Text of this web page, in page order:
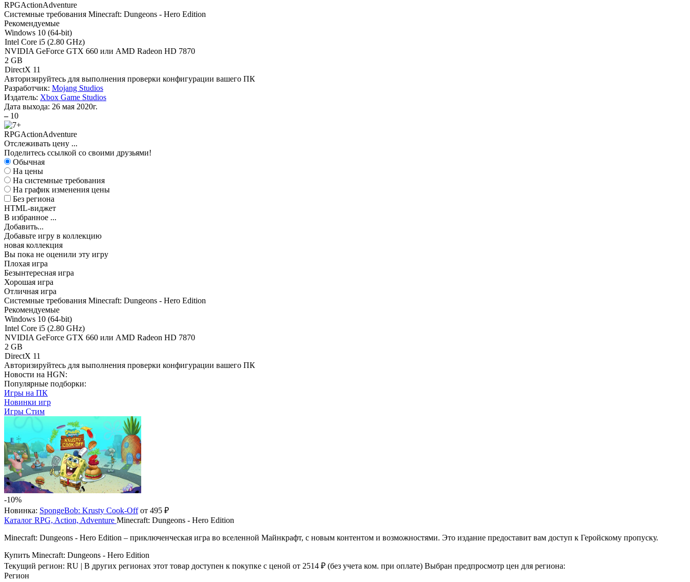
RPGActionAdventure
Системные требования Minecraft: Dungeons - Hero Edition
Рекомендуемые
Windows 10 (64-bit)
Intel Core i5 (2.80 GHz)
NVIDIA GeForce GTX 660 или AMD Radeon HD 7870
2 GB
DirectX 11
Авторизируйтесь для выполнения проверки конфигурации вашего ПК
Разработчик: Mojang Studios
Издатель: Xbox Game Studios
Дата выхода: 26 мая 2020г.
– 10
RPGActionAdventure
Отслеживать цену ...
Поделитесь ссылкой со своими друзьями!
Обычная
На цены
На системные требования
На график изменения цены
Без региона
HTML-виджет
В избранное ...
Добавить...
Добавьте игру в коллекцию
новая коллекция
Вы пока не оценили эту игру
Плохая игра
Безынтересная игра
Хорошая игра
Отличная игра
Системные требования Minecraft: Dungeons - Hero Edition
Рекомендуемые
Windows 10 (64-bit)
Intel Core i5 (2.80 GHz)
NVIDIA GeForce GTX 660 или AMD Radeon HD 7870
2 GB
DirectX 11
Авторизируйтесь для выполнения проверки конфигурации вашего ПК
Новости на HGN:
Популярные подборки:
Игры на ПК
Новинки игр
Игры Стим
-10%
Новинка: SpongeBob: Krusty Cook-Offот 495 ₽
Каталог RPG, Action, Adventure Minecraft: Dungeons - Hero Edition
Minecraft: Dungeons - Hero Edition – приключенческая игра во вселенной Майнкрафт, с новым контентом и возможностями. Это издание предоставит вам доступ к Геройскому пропуску.
Купить Minecraft: Dungeons - Hero Edition
Текущий регион: RU | В других регионах этот товар доступен к покупке с ценой от 2514 ₽ (без учета ком. при оплате) Выбран предпросмотр цен для региона:
Регион